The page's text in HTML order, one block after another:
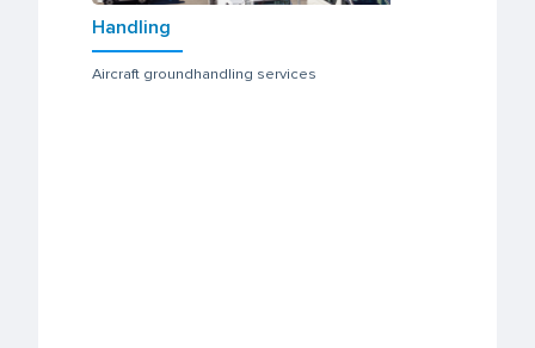
Handling
Aircraft groundhandling services